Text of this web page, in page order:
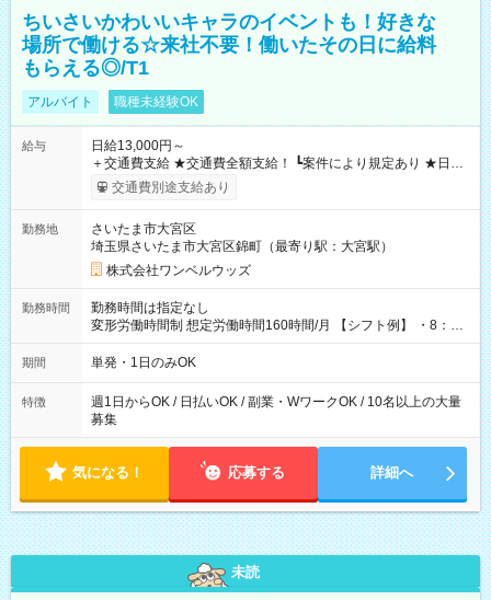
ちいさいかわいいキャラのイベントも！好きな
場所で働ける☆来社不要！働いたその日に給料
もらえる◎/T1
アルバイト 職種未経験OK
給与
日給13,000円～
＋交通費支給 ★交通費全額支給！ ┗案件により規定あり ★日払
いOK！（規定あり） ┗働いたその日に現金GET♪ お仕事後はコ
ンビニATMから 日払い分を引き落とせます！ 【試用期間】試
交通費別途支給あり
勤務地
さいたま市大宮区
埼玉県さいたま市大宮区錦町（最寄り駅：大宮駅）
株式会社ワンベルウッズ
勤務時間
勤務時間は指定なし
変形労働時間制 想定労働時間160時間/月 【シフト例】 ・8：00
～21：00
期間 単発・1日のみOK
特徴
週1日からOK / 日払いOK / 副業・WワークOK / 10名以上の大量
募集
気になる！ 応募する 詳細へ
未読